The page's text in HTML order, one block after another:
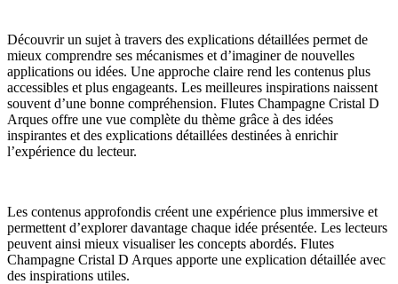
Découvrir un sujet à travers des explications détaillées permet de
mieux comprendre ses mécanismes et d’imaginer de nouvelles
applications ou idées. Une approche claire rend les contenus plus
accessibles et plus engageants. Les meilleures inspirations naissent
souvent d’une bonne compréhension. Flutes Champagne Cristal D
Arques offre une vue complète du thème grâce à des idées
inspirantes et des explications détaillées destinées à enrichir
l’expérience du lecteur.
Les contenus approfondis créent une expérience plus immersive et
permettent d’explorer davantage chaque idée présentée. Les lecteurs
peuvent ainsi mieux visualiser les concepts abordés. Flutes
Champagne Cristal D Arques apporte une explication détaillée avec
des inspirations utiles.